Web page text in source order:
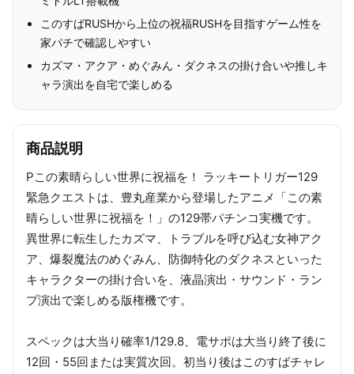
このすばRUSHから上位の祝福RUSHを目指すゲーム性を
家パチで確認しやすい
カズマ・アクア・めぐみん・ダクネスの掛け合いや推しキ
ャラ演出を自宅で楽しめる
商品説明
Pこの素晴らしい世界に祝福を！ ラッキートリガー129
緊急クエストは、豊丸産業から登場したアニメ「この素
晴らしい世界に祝福を！」の129帯パチンコ実機です。
異世界に転生したカズマ、トラブルを呼び込む女神アク
ア、爆裂魔法のめぐみん、防御特化のダクネスといった
キャラクターの掛け合いを、液晶演出・サウンド・ラン
プ演出で楽しめる版権機です。
スペックは大当り確率1/129.8、電サポは大当り終了後に
12回・55回または実質次回。初当り後はこのすばチャレ